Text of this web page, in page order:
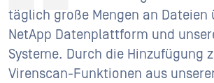
täglich große Mengen an Dateien
NetApp Datenplattform und
Systeme. Durch die Hinzufügung
Virenscan-Funktionen aus